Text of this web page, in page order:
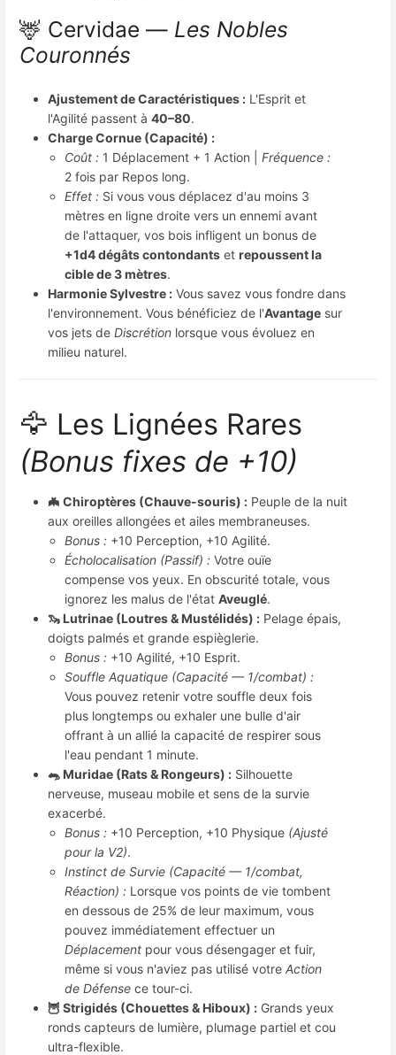
🦌 Cervidae — Les Nobles
Couronnés
Ajustement de Caractéristiques : L'Esprit et
l'Agilité passent à 40–80.
Charge Cornue (Capacité) :
Coût : 1 Déplacement + 1 Action |Fréquence :
2 fois par Repos long.
Effet : Si vous vous déplacez d'au moins 3
mètres en ligne droite vers un ennemi avant
de l'attaquer, vos bois infligent un bonus de
+1d4 dégâts contondants etrepoussent la
cible de 3 mètres.
Harmonie Sylvestre : Vous savez vous fondre dans
l'environnement. Vous bénéficiez de l'Avantage sur
vos jets de Discrétion lorsque vous évoluez en
milieu naturel.
🦅 Les Lignées Rares
(Bonus fixes de +10)
🦇 Chiroptères (Chauve-souris) : Peuple de la nuit
aux oreilles allongées et ailes membraneuses.
Bonus : +10 Perception, +10 Agilité.
Écholocalisation (Passif) : Votre ouïe
compense vos yeux. En obscurité totale, vous
ignorez les malus de l'étatAveuglé.
🦦 Lutrinae (Loutres & Mustélidés) : Pelage épais,
doigts palmés et grande espièglerie.
Bonus : +10 Agilité, +10 Esprit.
Souffle Aquatique (Capacité — 1/combat) :
Vous pouvez retenir votre souffle deux fois
plus longtemps ou exhaler une bulle d'air
offrant à un allié la capacité de respirer sous
l'eau pendant 1 minute.
🐀 Muridae (Rats & Rongeurs) : Silhouette
nerveuse, museau mobile et sens de la survie
exacerbé.
Bonus : +10 Perception, +10 Physique (Ajusté
pour la V2).
Instinct de Survie (Capacité — 1/combat,
Réaction) : Lorsque vos points de vie tombent
en dessous de 25% de leur maximum, vous
pouvez immédiatement effectuer un
Déplacement pour vous désengager et fuir,
même si vous n'aviez pas utilisé votreAction
de Défense ce tour-ci.
🦉 Strigidés (Chouettes & Hiboux) : Grands yeux
ronds capteurs de lumière, plumage partiel et cou
ultra-flexible.